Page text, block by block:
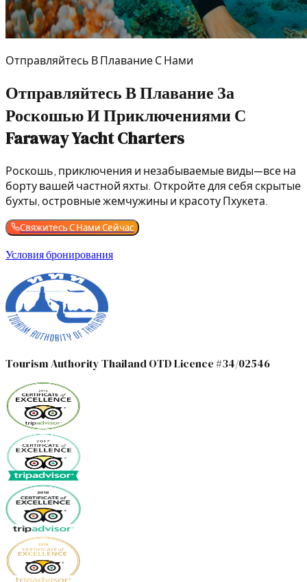
Отправляйтесь В Плавание С Нами
Отправляйтесь В Плавание За
Роскошью И Приключениями С
Faraway Yacht Charters
Роскошь, приключения и незабываемые виды—все на
борту вашей частной яхты. Откройте для себя скрытые
бухты, островные жемчужины и красоту Пхукета.
Свяжитесь С Нами Сейчас
Условия бронирования
Tourism Authority Thailand OTD Licence #34/02546